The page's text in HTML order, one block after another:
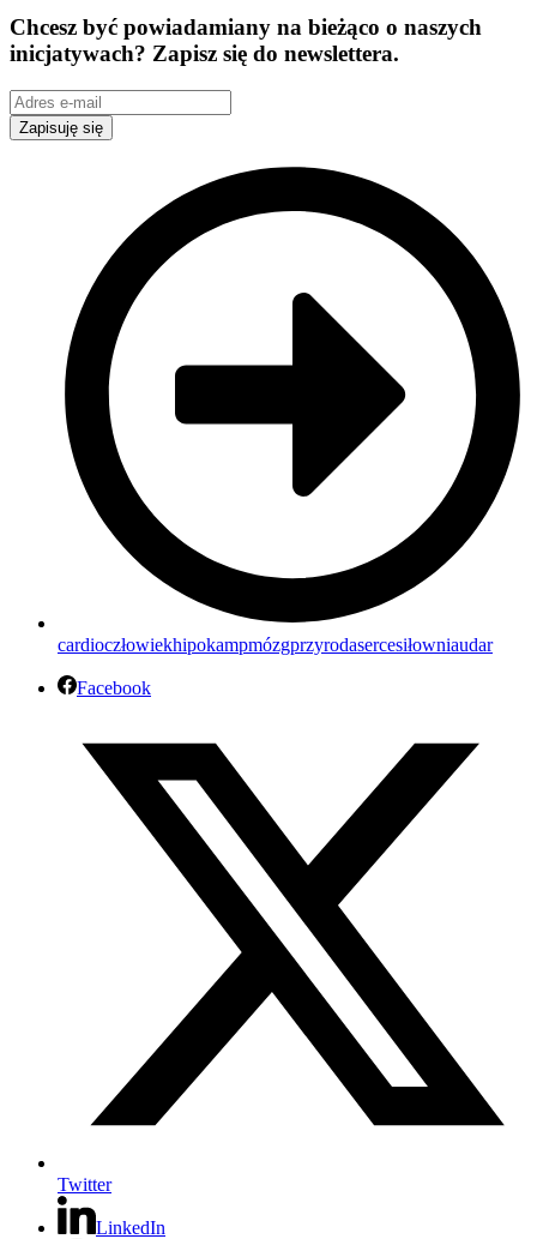
Chcesz być powiadamiany na bieżąco o naszych
inicjatywach? Zapisz się do newslettera.
Zapisuję się
cardioczłowiekhipokampmózgprzyrodasercesiłowniaudar
Facebook
Twitter
LinkedIn